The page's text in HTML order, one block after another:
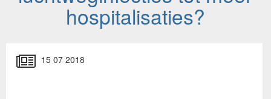
hospitalisaties?
15 07 2018